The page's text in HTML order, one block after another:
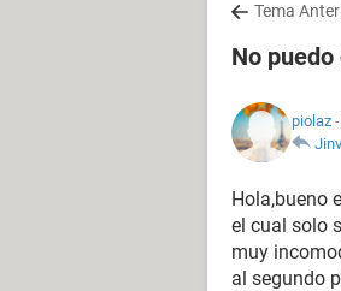
Tema
No
piolaz
Hola,bueno
el cual solo
muy
al segundo